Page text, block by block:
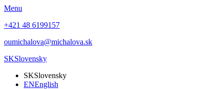
Menu
+421 48 6199157
oumichalova@michalova.sk
SKSlovensky
SKSlovensky
ENEnglish